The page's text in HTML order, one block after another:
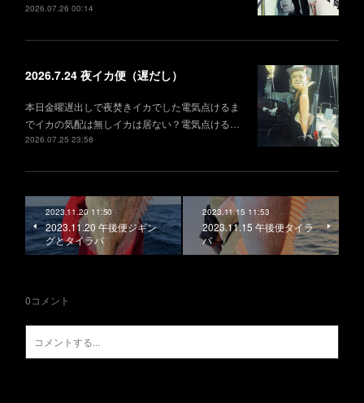
2026.07.26 00:14
2026.7.24 夜イカ便（遅だし）
本日金曜遅出しで夜焚きイカでした電気点けるま
でイカの気配は無しイカは居ない？電気点ける…
2026.07.25 23:58
2023.11.20 11:50
2023.11.20 午後便ジギン
グとタイラバ
2023.11.15 11:53
2023.11.15 午後便タイラ
バ
0コメント